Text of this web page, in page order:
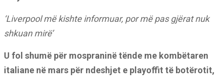
‘Liverpool më kishte informuar, por më pas gjërat nuk
shkuan mirë’
U fol shumë për mospraninë tënde me kombëtaren
italiane në mars për ndeshjet e playoffit të botërotit,